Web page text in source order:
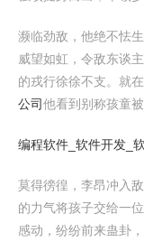
濒临劲敌，他绝不怯
威望如虹，令敌东谈
的戎行徐徐不支。就在
公司他看到别称孩童
编程软件_软件开发_
莫得徬徨，李昂冲入
的力气将孩子交给一
感动，纷纷前来蛊卦